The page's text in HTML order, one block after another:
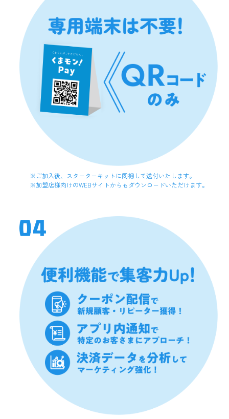
とを防止するための適切な措置を講じること
⑦ 加盟店契約が終了した場合、当行の指示に従い、加盟店
QRを破棄すること
⑧ 加盟店ポータルを利用する自己の環境について、コンピュ
ーターウィルスの感染、不正アクセスおよび情報漏えいの防
止等セキュリティを保持すること
（２）加盟店は、QR決済サービスに関して、以下の各号に掲
げる行為を行ってはならないものとします。
① 法令または本加盟店規約に違反する行為
② 公序良俗に反する行為
③ 当行または第三者の著作権、商標権、特許権等の知的財産
権、名誉権、プライバシー権、その他法令上または契約上の
権利を侵害する行為
④ 反社会的勢力に対する利益供与その他の協力行為
⑤ マネー・ローンダリング目的でQR決済サービスによる決
済等を行うないし行わせる行為
⑥ 当行のサーバやネットワークシステムに支障を与える行
を意図的に利用する行為、その他当行による電磁的記録事業
の運営または他の利用者によるこれらの利用を妨害し、これ
らに支障を与える行為
⑦ QR決済サービスの提供に係るサーバやネットワークシス
テムに不正にアクセスし、または有害なコンピュータープロ
グラム等を送信し、もしくは書き込む行為
⑧ QR決済サービスに係るデータを偽造、変造、複製、窃取
その他不正な方法で作出または取得する行為
⑨ 利用者の個人情報、登録情報、利用履歴情報などを、不正
に収集、開示または提供する行為
⑩ 不正な方法により取得されたくまモン!Pay残高あるいはデ
ジタル商品券残高であることを知ってQR決済サービスによる
決済を許容する行為
⑪ 利用者または第三者による不正な目的のためにQR決済サ
ービスによる決済等を行う行為
⑫ くまモン!Pay残高あるいはデジタル商品券残高を当行所定
の方法以外で、現金、財物その他の経済上の利益と交換する
⑬ 利用者との間に実際の取引がないにもかかわらずQR決済
※ご加入後、スターターキットに同梱して送付いたします。
※加盟店様向けのWEBサイトからもダウンロードいただけます。